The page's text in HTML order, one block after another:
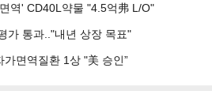
유
기
역' CD40L약물 "4.5억弗 L/O"
가 통과.."내년 상장 목표"
면역질환 1상 "美 승인”